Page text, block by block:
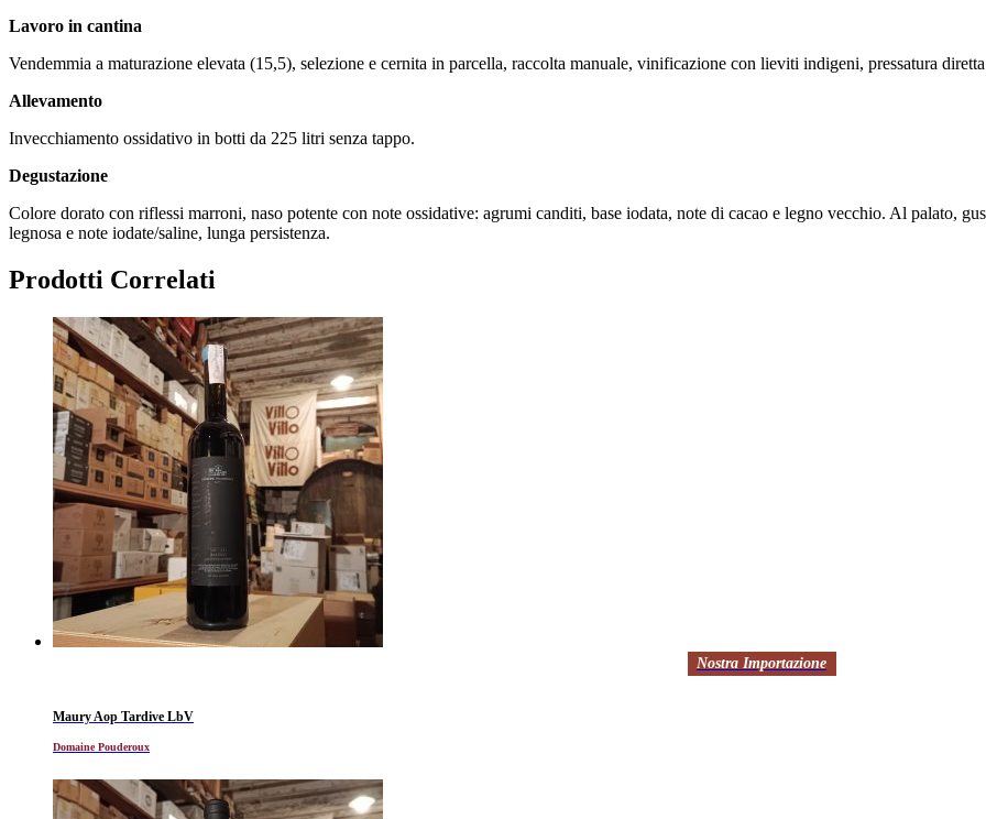
Lavoro in cantina
Vendemmia a maturazione elevata (15,5), selezione e cernita in parcella, raccolta manuale, vinificazione con lieviti indigeni, pressatura diretta
Allevamento
Invecchiamento ossidativo in botti da 225 litri senza tappo.
Degustazione
Colore dorato con riflessi marroni, naso potente con note ossidative: agrumi canditi, base iodata, note di cacao e legno vecchio. Al palato,
legnosa e note iodate/saline, lunga persistenza.
Prodotti Correlati
Nostra Importazione
Maury Aop Tardive LbV
Domaine Pouderoux